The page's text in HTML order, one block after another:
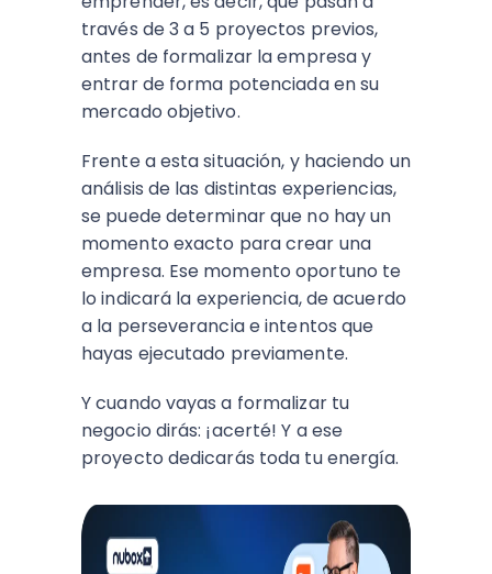
través de 3 a 5 proyectos previos,
antes de formalizar la empresa y
entrar de forma potenciada en su
mercado objetivo.
Frente a esta situación, y haciendo un
análisis de las distintas experiencias,
se puede determinar que no hay un
momento exacto para crear una
empresa. Ese momento oportuno te
lo indicará la experiencia, de acuerdo
a la perseverancia e intentos que
hayas ejecutado previamente.
Y cuando vayas a formalizar tu
negocio dirás: ¡acerté! Y a ese
proyecto dedicarás toda tu energía.